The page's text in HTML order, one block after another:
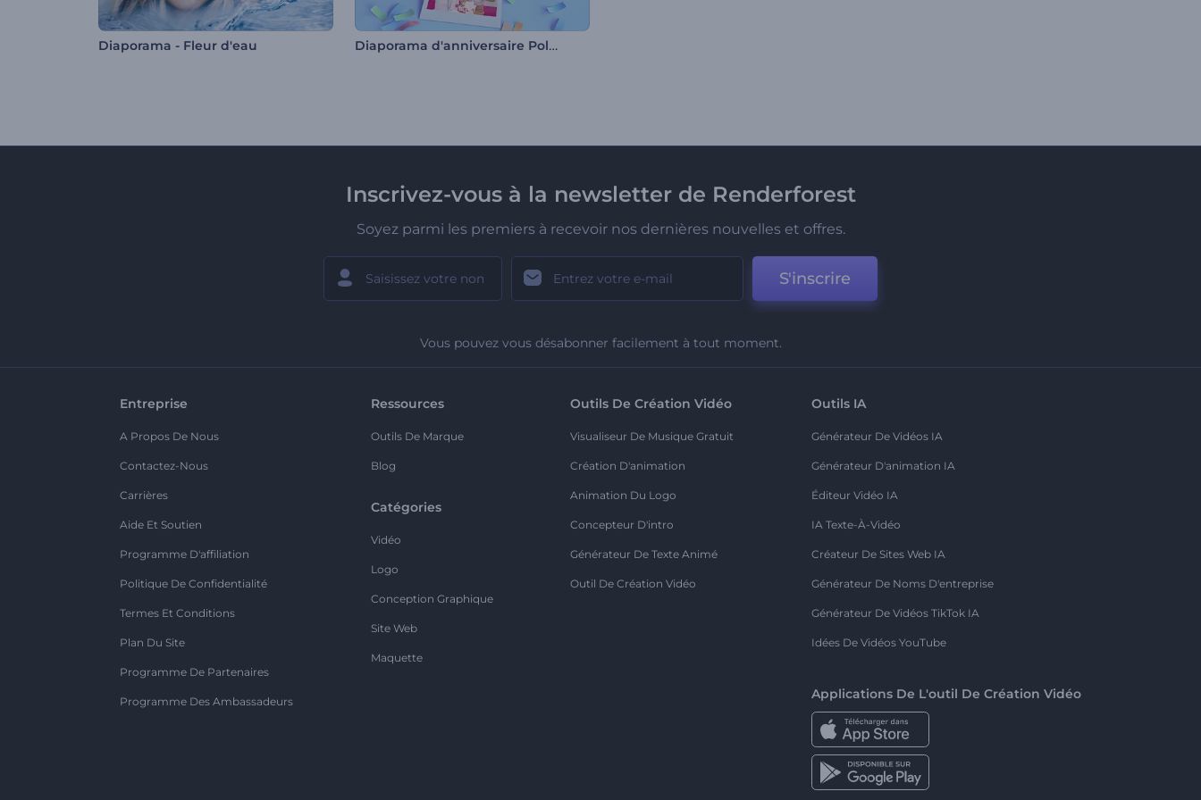
Diaporama - Fleur d'eau Diaporama d'anniversaire Polaroid en 3D
Inscrivez-vous à la newsletter de Renderforest
Soyez parmi les premiers à recevoir nos dernières nouvelles et offres.
S'inscrire
Vous pouvez vous désabonner facilement à tout moment.
Entreprise
A Propos De Nous
Contactez-Nous
Carrières
Aide Et Soutien
Programme D'affiliation
Politique De Confidentialité
Termes Et Conditions
Plan Du Site
Programme De Partenaires
Programme Des Ambassadeurs
Ressources
Outils De Marque
Blog
Catégories
Vidéo
Logo
Conception Graphique
Site Web
Maquette
Outils De Création Vidéo
Visualiseur De Musique Gratuit
Création D'animation
Animation Du Logo
Concepteur D'intro
Générateur De Texte Animé
Outil De Création Vidéo
Outils IA
Générateur De Vidéos IA
Générateur D'animation IA
Éditeur Vidéo IA
IA Texte-À-Vidéo
Créateur De Sites Web IA
Générateur De Noms D'entreprise
Générateur De Vidéos TikTok IA
Idées De Vidéos YouTube
Applications De L'outil De Création Vidéo